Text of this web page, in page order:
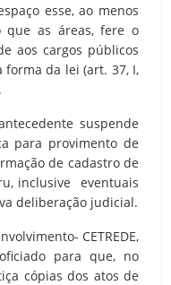
esse, ao menos
que as áreas, fere o
aos cargos públicos
forma da lei (art. 37, I,
suspende
para provimento de
de cadastro de
inclusive eventuais
deliberação judicial.
CETREDE,
para que, no
cópias dos atos de